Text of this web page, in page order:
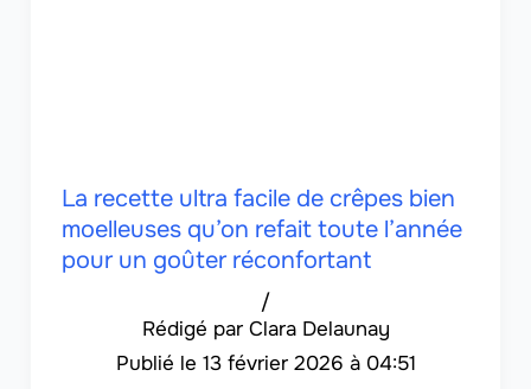
La recette ultra facile de crêpes bien
moelleuses qu’on refait toute l’année
pour un goûter réconfortant
Clara Delaunay
/
13 février 2026 à 04:51